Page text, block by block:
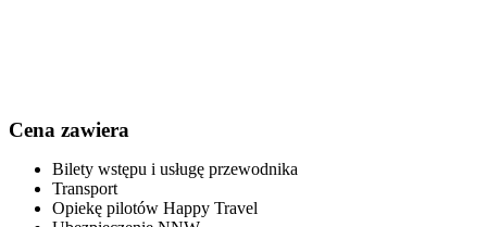
Cena zawiera
Bilety wstępu i usługę przewodnika
Transport
Opiekę pilotów Happy Travel